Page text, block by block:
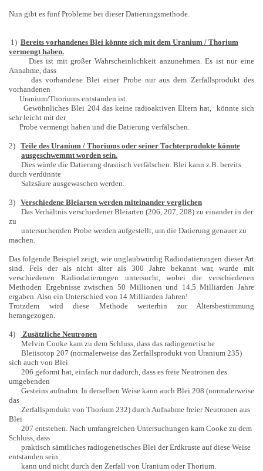
Nun gibt es fünf Probleme bei dieser Datierungsmethode.
1) Bereits vorhandenes Blei könnte sich mit dem Uranium / Thorium
vermengt haben.
Dies ist mit großer Wahrscheinlichkeit anzunehmen. Es ist nur eine
Annahme, dass
das vorhandene Blei einer Probe nur aus dem Zerfallsprodukt des
vorhandenen
Uranium/Thoriums entstanden ist.
Gewöhnliches Blei 204 das keine radioaktiven Eltern hat, könnte sich
sehr leicht mit der
Probe vermengt haben und die Datierung verfälschen.
2) Teile des Uranium / Thoriums oder seiner Tochterprodukte könnte
ausgeschwemmt worden sein.
Dies würde die Datierung drastisch verfälschen. Blei kann z.B. bereits
durch verdünnte
Salzsäure ausgewaschen werden.
3) Verschiedene Bleiarten werden miteinander verglichen
Das Verhältnis verschiedener Bleiarten (206, 207, 208) zu einander in der
zu
untersuchenden Probe werden aufgestellt, um die Datierung genauer zu
machen.
Das folgende Beispiel zeigt, wie unglaubwürdig Radiodatierungen dieser Art
sind. Fels der als nicht älter als 300 Jahre bekannt war, wurde mit
verschiedenen Radiodatierungen untersucht, wobei die verschiedenen
Methoden Ergebnisse zwischen 50 Millionen und 14,5 Milliarden Jahre
ergaben. Also ein Unterschied von 14 Milliarden Jahren!
Trotzdem wird diese Methode weiterhin zur Altersbestimmung
herangezogen.
4)
Zusätzliche Neutronen
Melvin Cooke kam zu dem Schluss, dass das radiogenetische
Bleiisotop 207 (normalerweise das Zerfallsprodukt von Uranium 235)
sich auch von Blei
206 geformt hat, einfach nur dadurch, dass es freie Neutronen des
umgebenden
Gesteins aufnahm. In derselben Weise kann auch Blei 208 (normalerweise
das
Zerfallsprodukt von Thorium 232) durch Aufnahme freier Neutronen aus
Blei
207 entstehen. Nach umfangreichen Untersuchungen kam Cooke zu dem
Schluss, dass
praktisch sämtliches radiogenetisches Blei der Erdkruste auf diese Weise
entstanden sein
kann und nicht durch den Zerfall von Uranium oder Thorium.